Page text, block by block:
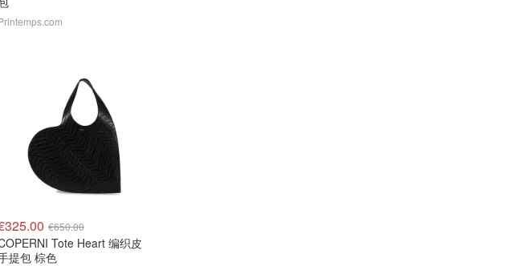
€650.00
Tote Heart 编织皮
提包 棕色